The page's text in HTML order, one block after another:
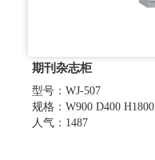
期刊杂志柜
型号：WJ-507
规格：W900 D400 H1800
人气：1487